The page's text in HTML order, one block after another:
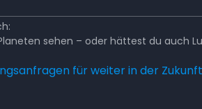
sehen – oder hättest du auch
für weiter in der